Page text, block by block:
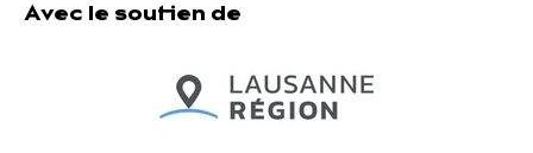
Avec le soutien de